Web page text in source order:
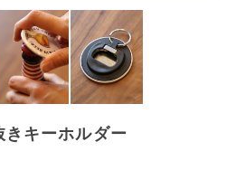
きキーホルダー